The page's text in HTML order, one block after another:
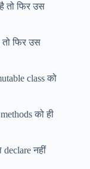
तो फिर उस
फिर उस
class को
को ही
नहीं